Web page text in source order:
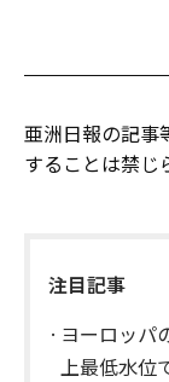
亜洲日報の記事
することは禁じ
注目記事
ヨーロッパ
上最低水位